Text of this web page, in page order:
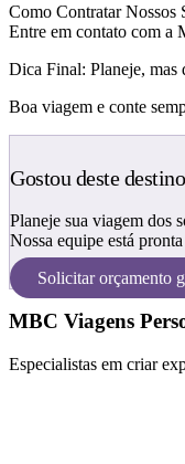
Como Contratar Nossos
Entre em contato com a
Dica Final: Planeje, mas
Boa viagem e conte
Gostou deste
Planeje sua viagem dos
Nossa equipe está
Solicitar orçamento
MBC Viagens
Especialistas em criar